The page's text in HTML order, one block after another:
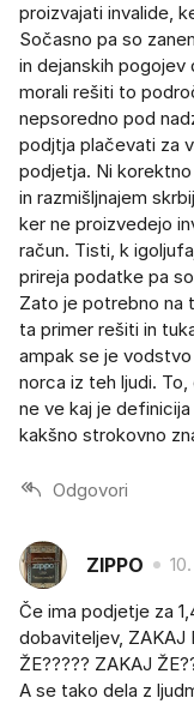
proizvajati invalide,
Sočasno pa so
in dejanskih
morali rešiti to
nepsoredno pod
podjtja plačevati za
podjetja. Ni
in razmišljnajem
ker ne proizvedejo
račun. Tisti, k
prireja podatke pa
Zato je potrebno na
ta primer rešiti in
ampak se je
norca iz teh ljudi.
ne ve kaj je
kakšno strokovno
Odgovori
ZIPPO
Če ima podjetje za
dobaviteljev, ZAKAJ
ŽE????? ZAKAJ
A se tako dela z